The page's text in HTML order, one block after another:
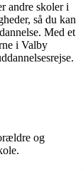
andre skoler i
så du kan
Med et
i Valby
og